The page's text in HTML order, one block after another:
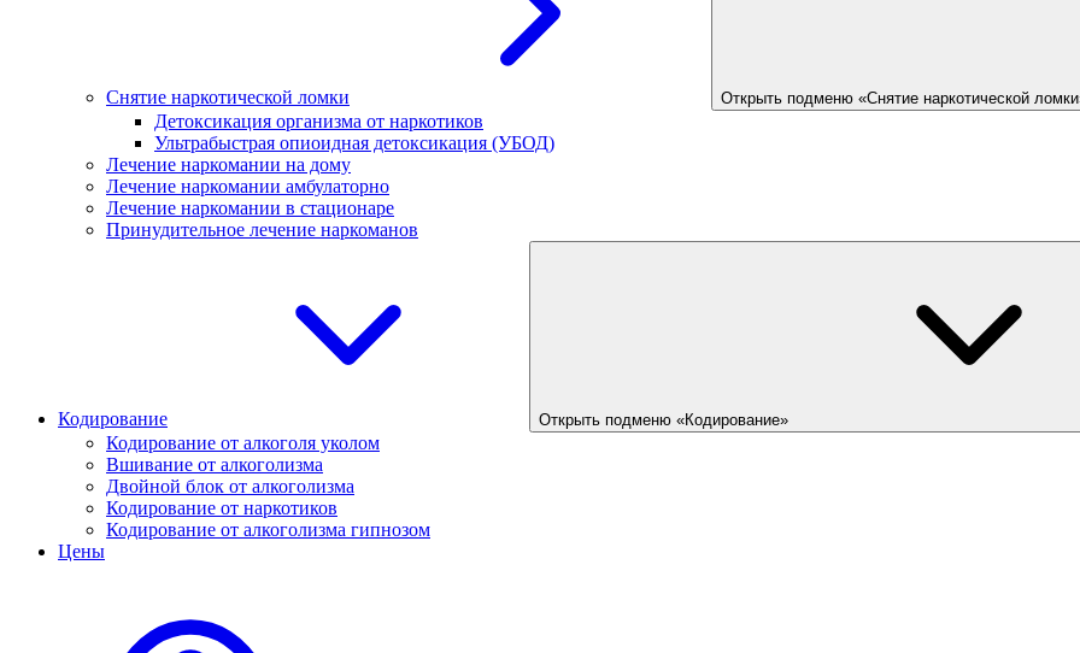
Снятие наркотической ломки Открыть подменю «Снятие наркотической
Детоксикация организма от наркотиков
Ультрабыстрая опиоидная детоксикация (УБОД)
Лечение наркомании на дому
Лечение наркомании амбулаторно
Лечение наркомании в стационаре
Принудительное лечение наркоманов
Кодирование Открыть подменю «Кодирование»
Кодирование от алкоголя уколом
Вшивание от алкоголизма
Двойной блок от алкоголизма
Кодирование от наркотиков
Кодирование от алкоголизма гипнозом
Цены